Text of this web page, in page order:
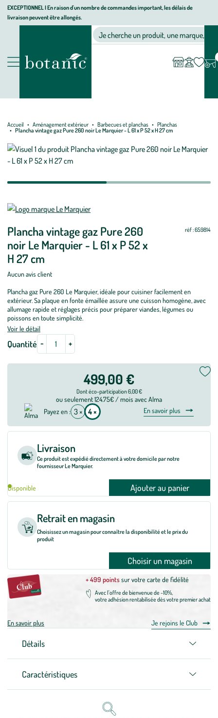
Aller
Aller
au
Aller
au
page
EXCEPTIONNEL I En raison d'un nombre de commandes important, les délais de
livraison peuvent être allongés.
Nos produits
Jardinerie écologique, animalerie, décoration, alimentation bio
Je cherche un produit, une marque, un
compte
Accueil Aménagement extérieur Barbecues et planchas
Planchas
Plancha vintage gaz Pure 260 noir Le Marquier - L 61 x P 52 x H 27 cm
Plancha vintage gaz Pure 260
noir Le Marquier - L 61 x P 52 x
H 27 cm
réf : 659814
Aucun avis client
Plancha gaz Pure 260 Le Marquier, idéale pour cuisiner facilement en
extérieur. Sa plaque en fonte émaillée assure une cuisson homogène, avec
allumage rapide et réglages précis pour préparer viandes, légumes ou
poissons en toute simplicité.
Voir le détail
Quantité
Mettre
jour
-
Mettre
jour
+
499,00 €
Dont éco-participation 6,00 €
ou seulement 124.75€ / mois avec Alma
Payez en : 3 × 4 × En savoir plus
Livraison
Ce produit est expédié directement à votre domicile par notre
fournisseur Le Marquier.
Disponible Ajouter au panier
Retrait en magasin
Choisissez un magasin pour connaître la disponibilité et le prix du
produit
Choisir un magasin
+ 499 pointssur votre carte de fidélité
Avec l'offre de bienvenue de -10%,
votre adhésion rentabilisée dès votre premier achat
En savoir plus Je rejoins le Club
Détails
Caractéristiques